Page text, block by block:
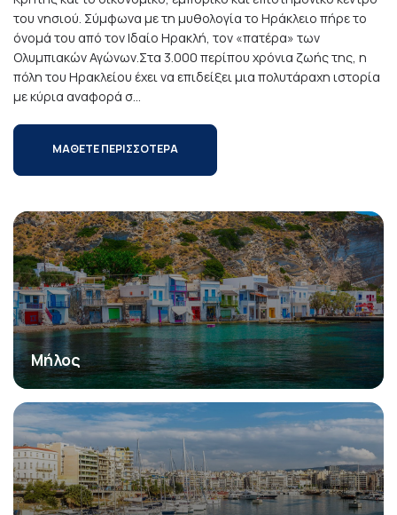
του νησιού. Σύμφωνα με τη μυθολογία το Ηράκλειο πήρε το
όνομά του από τον Ιδαίο Ηρακλή, τον «πατέρα» των
Ολυμπιακών Αγώνων.Στα 3.000 περίπου χρόνια ζωής της, η
πόλη του Ηρακλείου έχει να επιδείξει μια πολυτάραχη ιστορία
με κύρια αναφορά σ...
ΜΑΘΕΤΕ ΠΕΡΙΣΣΟΤΕΡΑ
Μήλος